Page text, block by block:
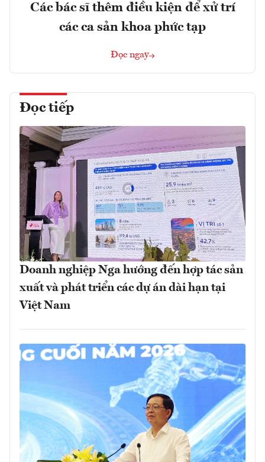
Các bác sĩ thêm điều kiện để xử trí
các ca sản khoa phức tạp
Đọc ngay
Đọc tiếp
Doanh nghiệp Nga hướng đến hợp tác sản
xuất và phát triển các dự án dài hạn tại
Việt Nam